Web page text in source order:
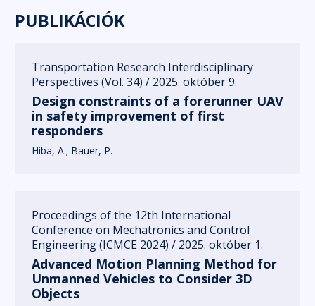
PUBLIKÁCIÓK
Transportation Research Interdisciplinary
Perspectives (Vol. 34) / 2025. október 9.
Design constraints of a forerunner UAV
in safety improvement of first
responders
Hiba, A. Bauer, P.
Proceedings of the 12th International
Conference on Mechatronics and Control
Engineering (ICMCE 2024) / 2025. október 1.
Advanced Motion Planning Method for
Unmanned Vehicles to Consider 3D
Objects